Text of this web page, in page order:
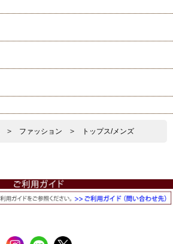
> ファッション > トップス/メンズ